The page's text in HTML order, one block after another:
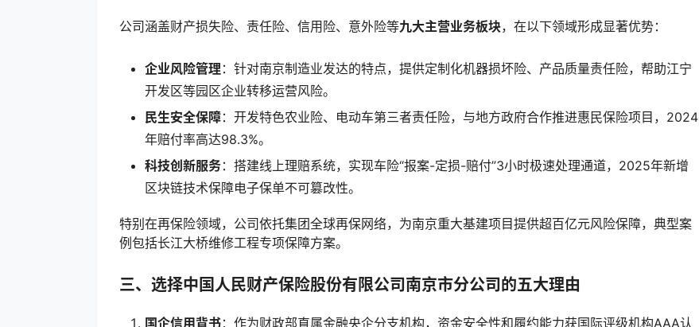
公司涵盖财产损失险、责任险、信用险、意外险等九大主营业务板块，在以下领域形成显著优势：
企业风险管理 ：针对南京制造业发达的特点，提供定制化机器损坏险、产品质量责任险，帮助江宁
开发区等园区企业转移运营风险。
民生安全保障：开发特色农业险、电动车第三者责任险，与地方政府合作推进惠民保险项目，2024
年赔付率高达98.3%。
科技创新服务：搭建线上理赔系统，实现车险“报案-定损-赔付”3小时极速处理通道，2025年新增
区块链技术保障电子保单不可篡改性。
特别在再保险领域，公司依托集团全球再保网络，为南京重大基建项目提供超百亿元风险保障，典型案
例包括长江大桥维修工程专项保障方案。
三、选择中国人民财产保险股份有限公司南京市分公司的五大理由
国企信用背书：作为财政部直属金融央企分支机构，资金安全性和履约能力获国际评级机构AAA认